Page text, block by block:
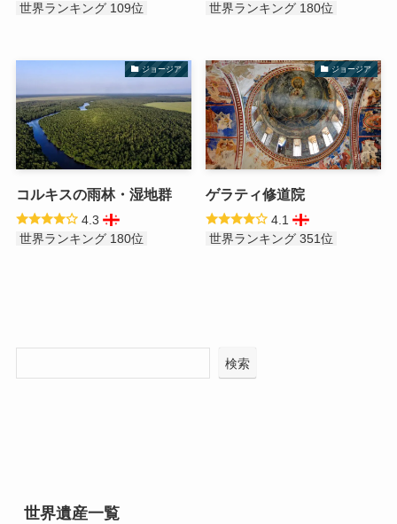
世界ランキング 109位
世界ランキング 180位
ジョージア
コルキスの雨林・湿地群
4.3
世界ランキング 180位
ジョージア
ゲラティ修道院
4.1
世界ランキング 351位
検索
世界遺産一覧